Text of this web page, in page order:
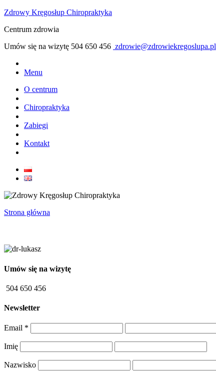
Zdrowy Kręgosłup Chiropraktyka
Centrum zdrowia
Umów się na wizytę 504 650 456 zdrowie@zdrowiekregoslupa.pl
Menu
O centrum
Chiropraktyka
Zabiegi
Kontakt
Strona główna
Umów się na wizytę
504 650 456
Newsletter
Email *
Imię
Nazwisko